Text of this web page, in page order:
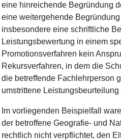
eine hinreichende Begründung
eine weitergehende
insbesondere eine schriftliche
Leistungsbewertung in einem
Promotionsverfahren kein
Rekursverfahren, in dem die
die betreffende Fachlehrperson
umstrittene
Im vorliegenden Beispielfall
der betroffene Geografie- und
rechtlich nicht verpflichtet, den